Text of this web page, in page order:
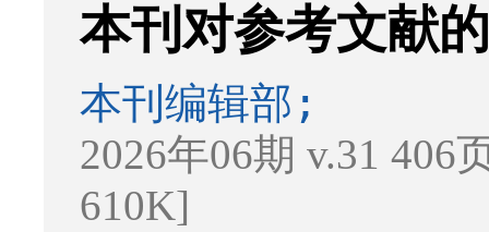
本刊对参考文献
本刊编辑部;
2026年06期 v.31 406
610K]